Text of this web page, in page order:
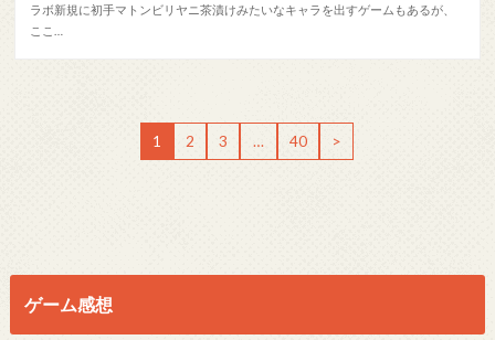
ラボ新規に初手マトンビリヤニ茶漬けみたいなキャラを出すゲームもあるが、
ここ…
1 2 3 … 40 >
ゲーム感想